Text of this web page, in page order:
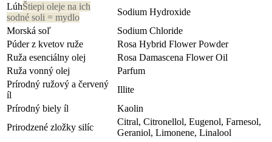
LúhŠtiepi oleje na ich
sodné soli = mydlo
Sodium Hydroxide
Morská soľ
Sodium Chloride
Púder z kvetov ruže
Rosa Hybrid Flower Powder
Ruža esenciálny olej
Rosa Damascena Flower Oil
Ruža vonný olej
Parfum
Prírodný ružový a červený
íl
Illite
Prírodný biely íl
Kaolin
Prirodzené zložky silíc
Citral, Citronellol, Eugenol, Farnesol,
Geraniol, Limonene, Linalool